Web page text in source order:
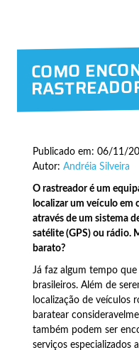
COMO
Publicado em: 06/11/
Autor:Andréia Silveira
Orastreador é um
localizar um veículo em
através de um sistema
satélite (GPS) ou rádio.
barato?
Já faz algum tempo
brasileiros. Além de
localização de veículos
baratear
também podem ser
serviços especializados